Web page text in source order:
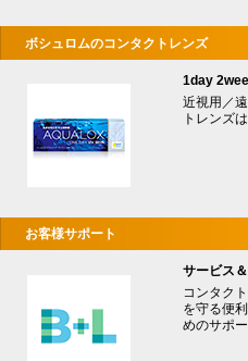
ボシュロムのコンタクトレンズ
1day
近視用／
トレンズ
お客様サポート
サービス
コンタク
を守る便
めのサポ